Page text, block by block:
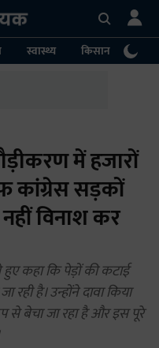
स्वास्थ्य किसान
में हजारों
कांग्रेस सड़कों
विनाश कर
हुए कहा कि पेड़ों की कटाई
रही है। उन्होंने दावा किया
बेचा जा रहा है और इस पूरे